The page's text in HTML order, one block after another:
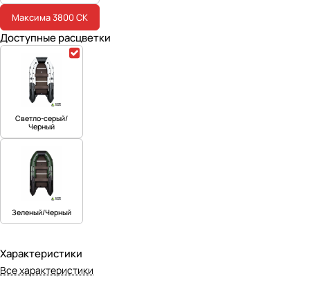
Максима 3800 СК
Доступные расцветки
Светло-серый/
Черный
Зеленый/Черный
Характеристики
Все характеристики